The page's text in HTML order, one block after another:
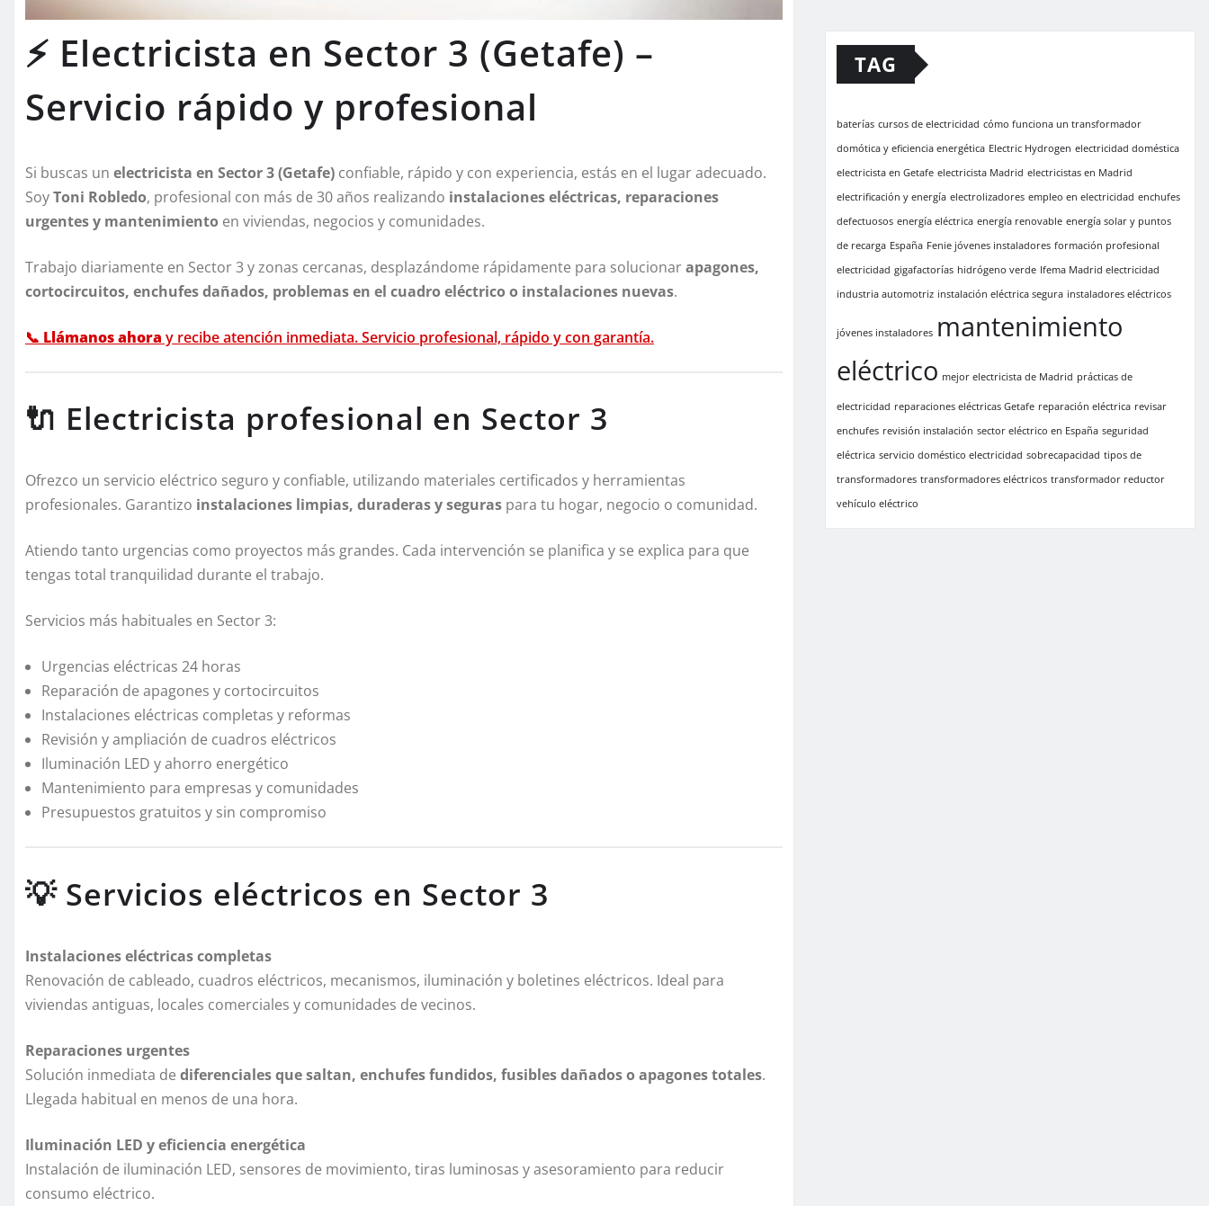
⚡ Electricista en Sector 3 (Getafe) –
Servicio rápido y profesional
Si buscas un electricista en Sector 3 (Getafe) confiable, rápido y con experiencia, estás en el lugar adecuado.
SoyToni Robledo, profesional con más de 30 años realizando instalaciones eléctricas, reparaciones
urgentes y mantenimiento en viviendas, negocios y comunidades.
Trabajo diariamente en Sector 3 y zonas cercanas, desplazándome rápidamente para solucionarapagones,
cortocircuitos, enchufes dañados, problemas en el cuadro eléctrico o instalaciones nuevas.
📞 Llámanos ahora y recibe atención inmediata. Servicio profesional, rápido y con garantía.
🔌 Electricista profesional en Sector 3
Ofrezco un servicio eléctrico seguro y confiable, utilizando materiales certificados y herramientas
profesionales. Garantizo instalaciones limpias, duraderas y seguras para tu hogar, negocio o comunidad.
Atiendo tanto urgencias como proyectos más grandes. Cada intervención se planifica y se explica para que
tengas total tranquilidad durante el trabajo.
Servicios más habituales en Sector 3:
Urgencias eléctricas 24 horas
Reparación de apagones y cortocircuitos
Instalaciones eléctricas completas y reformas
Revisión y ampliación de cuadros eléctricos
Iluminación LED y ahorro energético
Mantenimiento para empresas y comunidades
Presupuestos gratuitos y sin compromiso
💡 Servicios eléctricos en Sector 3
Instalaciones eléctricas completas
Renovación de cableado, cuadros eléctricos, mecanismos, iluminación y boletines eléctricos. Ideal para
viviendas antiguas, locales comerciales y comunidades de vecinos.
Reparaciones urgentes
Solución inmediata de diferenciales que saltan, enchufes fundidos, fusibles dañados o apagones totales.
Llegada habitual en menos de una hora.
Iluminación LED y eficiencia energética
Instalación de iluminación LED, sensores de movimiento, tiras luminosas y asesoramiento para reducir
consumo eléctrico.
TAG
baterías cursos de electricidad cómo funciona un transformador
domótica y eficiencia energética Electric Hydrogen electricidad doméstica
electricista en Getafe electricista Madrid electricistas en Madrid
electrificación y energía electrolizadores empleo en electricidad enchufes
defectuosos energía eléctrica energía renovable energía solar y puntos
de recarga España Fenie jóvenes instaladores formación profesional
electricidad gigafactorías hidrógeno verde Ifema Madrid electricidad
industria automotriz instalación eléctrica segura instaladores eléctricos
jóvenes instaladores mantenimiento
eléctrico mejor electricista de Madrid prácticas de
electricidad reparaciones eléctricas Getafe reparación eléctrica revisar
enchufes revisión instalación sector eléctrico en España seguridad
eléctrica servicio doméstico electricidad sobrecapacidad tipos de
transformadores transformadores eléctricos transformador reductor
vehículo eléctrico